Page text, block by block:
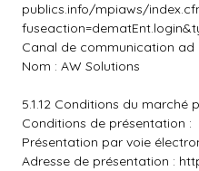
publics.info/mpiaws/
Canal de communication ad
Nom : AW Solutions
5.1.12 Conditions du marché
Conditions de présentation :
Présentation par voie
Adresse de présentation :